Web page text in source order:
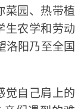
菜园、热带植
生农学和劳动
洛阳乃至全国
自己肩上的